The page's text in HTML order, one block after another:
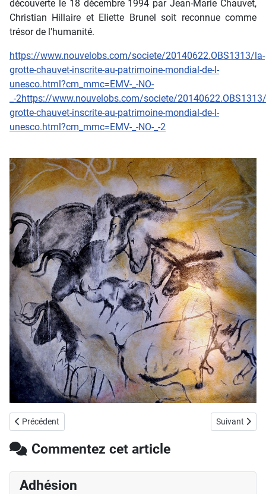
découverte le 18 décembre 1994 par Jean-Marie Chauvet,
Christian Hillaire et Eliette Brunel soit reconnue comme
trésor de l'humanité.
https://www.nouvelobs.com/societe/20140622.OBS1313/la-
grotte-chauvet-inscrite-au-patrimoine-mondial-de-l-
unesco.html?cm_mmc=EMV-_-NO-
_-2https://www.nouvelobs.com/societe/
grotte-chauvet-inscrite-au-patrimoine-mondial-de-l-
unesco.html?cm_mmc=EMV-_-NO-_-2
Article précédent : Dim. 12 Oct. - Assemblée générale au Château de
Précédent Article
Suivant
Commentez cet article
Adhésion